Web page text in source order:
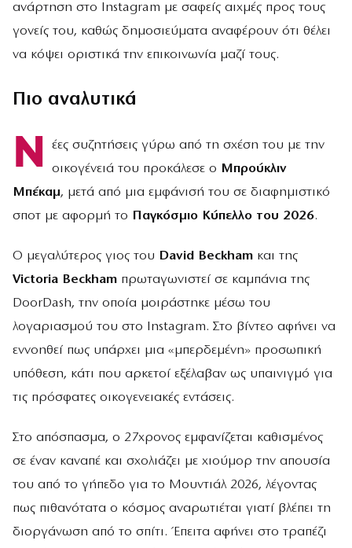
ανάρτηση στο Instagram με σαφείς αιχμές προς τους
γονείς του, καθώς δημοσιεύματα αναφέρουν ότι θέλει
να κόψει οριστικά την επικοινωνία μαζί τους.
Πιο αναλυτικά
Ν
έες συζητήσεις γύρω από τη σχέση του με την
οικογένειά του προκάλεσε ο Μπρούκλιν
Μπέκαμ, μετά από μια εμφάνισή του σε διαφημιστικό
σποτ με αφορμή το Παγκόσμιο Κύπελλο του 2026.
Ο μεγαλύτερος γιος του David Beckham και της
Victoria Beckham πρωταγωνιστεί σε καμπάνια της
DoorDash, την οποία μοιράστηκε μέσω του
λογαριασμού του στο Instagram. Στο βίντεο αφήνει να
εννοηθεί πως υπάρχει μια «μπερδεμένη» προσωπική
υπόθεση, κάτι που αρκετοί εξέλαβαν ως υπαινιγμό για
τις πρόσφατες οικογενειακές εντάσεις.
Στο απόσπασμα, ο 27χρονος εμφανίζεται καθισμένος
σε έναν καναπέ και σχολιάζει με χιούμορ την απουσία
του από το γήπεδο για το Μουντιάλ 2026, λέγοντας
πως πιθανότατα ο κόσμος αναρωτιέται γιατί βλέπει τη
διοργάνωση από το σπίτι. Έπειτα αφήνει στο τραπέζι